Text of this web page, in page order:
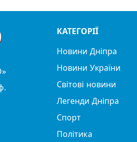
КАТЕГОРІЇ
Новини Дніпра
Новини України
Світові новини
Легенди Дніпра
Спорт
Політика